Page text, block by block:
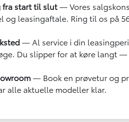
fra start til slut— Vores
og leasingaftale. Ring til os på
— Al service i din
Du slipper for at køre langt
— Book en prøvetur og
alle aktuelle modeller klar.